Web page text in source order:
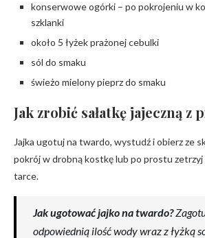
konserwowe ogórki – po pokrojeniu w
szklanki
około 5 łyżek prażonej cebulki
sól do smaku
świeżo mielony pieprz do smaku
Jak zrobić sałatkę jajeczną z
Jajka ugotuj na twardo, wystudź i obierz ze
pokrój w drobną kostkę lub po prostu
tarce.
Jak ugotować jajko na twardo?
odpowiednią ilość wody wraz z łyżką